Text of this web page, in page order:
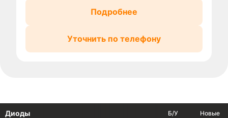
Подробнее
Уточнить по телефону
Диоды Б/У Новые